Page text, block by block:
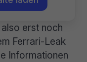
erst noch
Ferrari-Leak
Informationen